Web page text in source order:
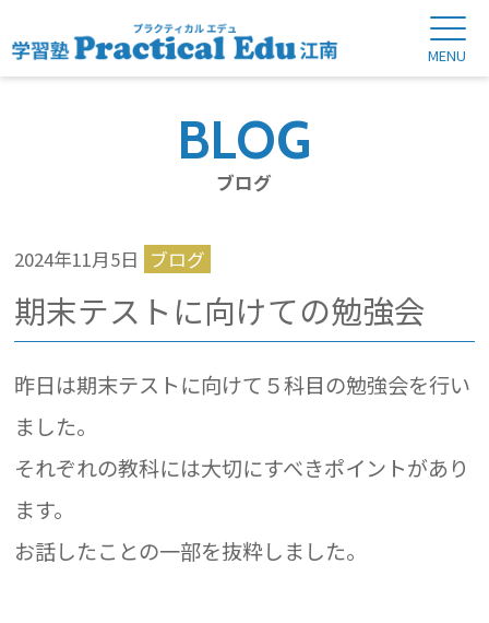
BLOG
ブログ
2024年11月5日 ブログ
期末テストに向けての勉強会
昨日は期末テストに向けて５科目の勉強会を行い
ました。
それぞれの教科には大切にすべきポイントがあり
ます。
お話したことの一部を抜粋しました。